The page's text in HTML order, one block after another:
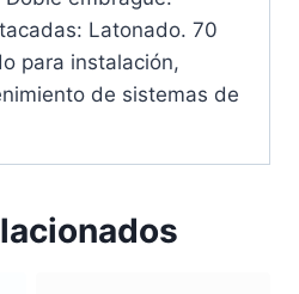
Latonado. 70
para instalación,
de sistemas de